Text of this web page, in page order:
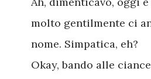
molto gentilmente ci
nome. Simpatica, eh?
Okay, bando alle